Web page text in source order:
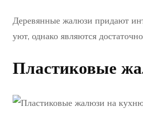
Деревянные жалюзи придают
уют, однако являются
Пластиковые